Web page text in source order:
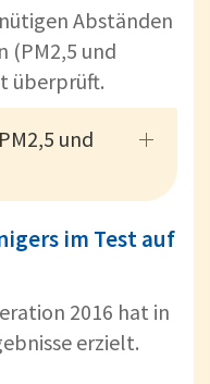
Abständen
(PM2,5 und
überprüft.
und
im Test auf
2016 hat in
erzielt.